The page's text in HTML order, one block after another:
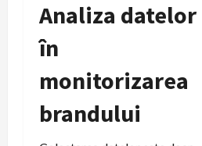
Analiza datelor
în
monitorizarea
brandului